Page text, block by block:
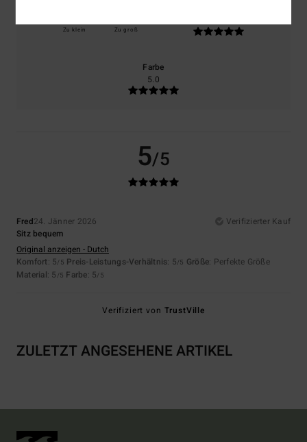
Zu klein Zu groß
Farbe
5.0
5/5
Fred24. Jänner 2026
Verifizierter Kauf
Sitz bequem
Original anzeigen - Dutch
Komfort: 5/5 Preis-Leistungs-Verhältnis: 5/5 Größe: Perfekte Größe
Material: 5 /5 Farbe: 5/5
Verifiziert von TrustVille
ZULETZT ANGESEHENE ARTIKEL